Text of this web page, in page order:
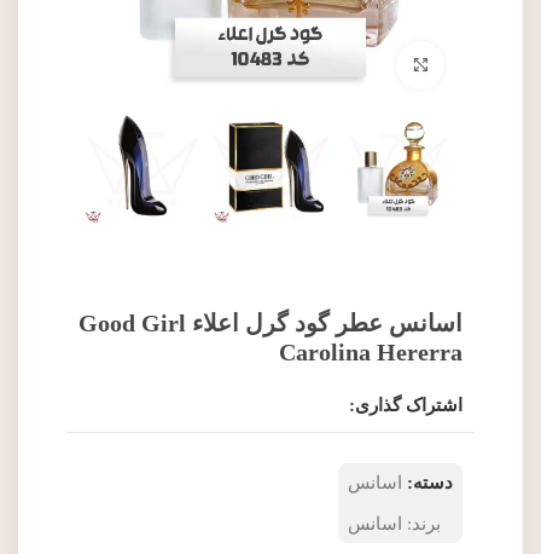
برای بزرگنمایی کلیک کنید
اسانس عطر گود گرل اعلاء Good Girl
Carolina Hererra
اشتراک گذاری:
دسته: اسانس
برند: اسانس